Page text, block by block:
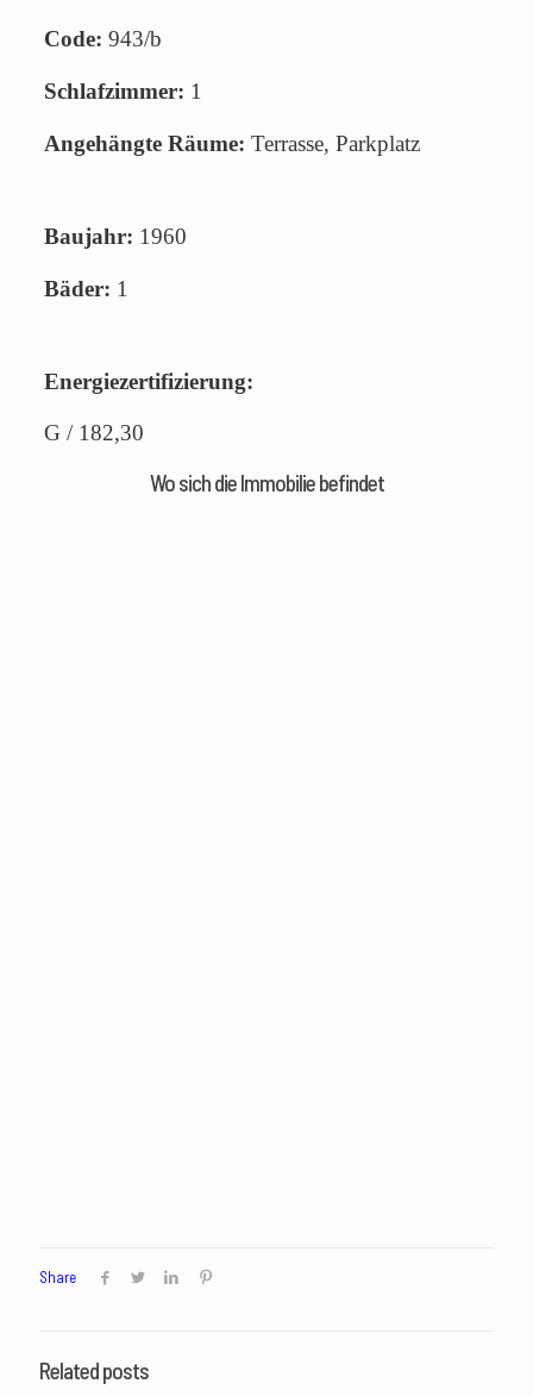
Code: 943/b
Schlafzimmer: 1
Angehängte Räume: Terrasse, Parkplatz
Baujahr: 1960
Bäder: 1
Energiezertifizierung:
G / 182,30
Wo sich die Immobilie befindet
Share
Related posts